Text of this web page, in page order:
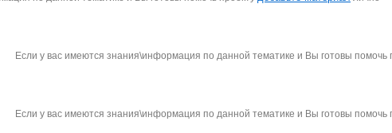
Если у вас имеются знания\информация по данной тематике и Вы готовы помочь
Если у вас имеются знания\информация по данной тематике и Вы готовы помочь